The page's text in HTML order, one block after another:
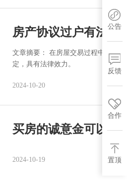
房产协议过户有法律
文章摘要： 在房屋交易过程中，比
定，具有法律效力‌。
2024-10-20
买房的诚意金可以退
2024-10-19
公告
反馈
合作
置顶